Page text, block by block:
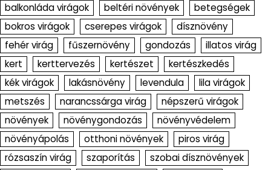
balkonláda virágok beltéri növények
betegségek
bokros virágok
cserepes virágok
dísznövény
fehér virág
fűszernövény gondozás
illatos virág
kert
kerttervezés kertészet
kertészkedés
kék virágok
lakásnövény levendula
lila virágok
metszés
narancssárga virág
népszerű virágok
növények
növénygondozás
növényvédelem
növényápolás
otthoni növények
piros virág
rózsaszín virág
szaporítás
szobai dísznövények